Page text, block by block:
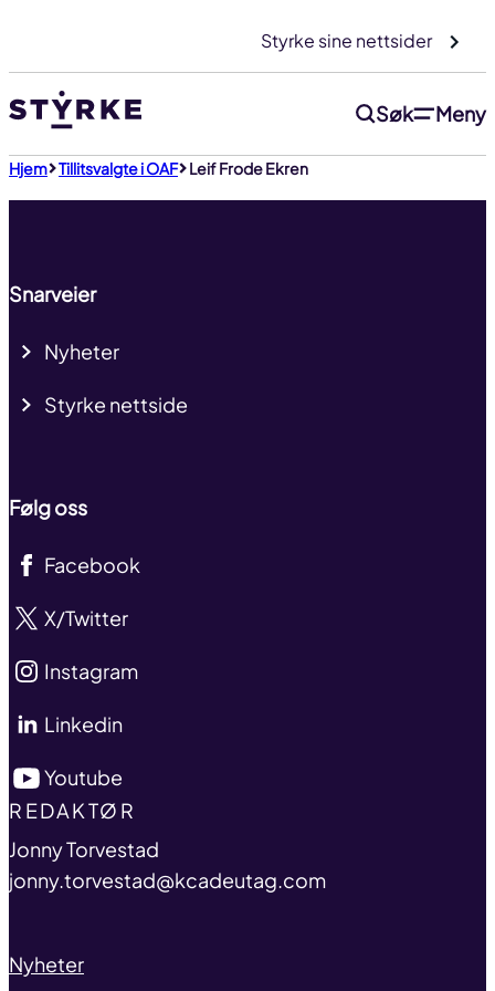
innhold
Styrke sine nettsider
Søk Meny
Hjem Tillitsvalgte i OAF Leif Frode Ekren Til toppen
Snarveier
Nyheter
Styrke nettside
Følg oss
Facebook
X/Twitter
Instagram
Linkedin
Youtube
TITLE
REDAKTØR
name
Jonny Torvestad
email
jonny.torvestad@kcadeutag.com
Nyheter